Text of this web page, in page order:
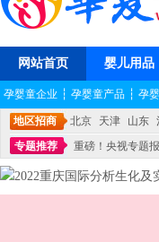
网站首页 婴儿用品
孕婴童企业 ┆ 孕婴童产品 ┆ 孕
地区招商 北京 天津 山东
专题推荐
重磅！央视专题
不能再单纯地销售产品,而要向